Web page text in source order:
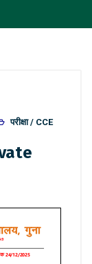
परीक्षा / CCE